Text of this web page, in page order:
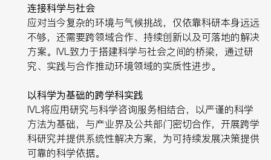
连接科学与社会
应对当今复杂的环境与气候挑战，仅依靠科研本身远远
不够，还需要跨领域合作、持续创新以及可落地的解决
方案。IVL致力于搭建科学与社会之间的桥梁，通过研
究、实践与合作推动环境领域的实质性进步。
以科学为基础的跨学科实践
IVL将应用研究与科学咨询服务相结合，以严谨的科学
方法为基础，与产业界及公共部门密切合作，开展跨学
科研究并提供系统性解决方案，为可持续发展决策提供
可靠的科学依据。